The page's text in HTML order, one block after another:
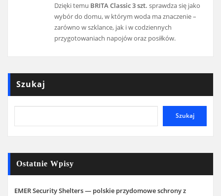
Dzięki temu BRITA Classic 3 szt. sprawdza się jako
wybór do domu, w którym woda ma znaczenie –
zarówno w szklance, jak i w codziennych
przygotowaniach napojów oraz posiłków.
Szukaj
Szukaj
Ostatnie Wpisy
EMER Security Shelters — polskie przydomowe schrony z